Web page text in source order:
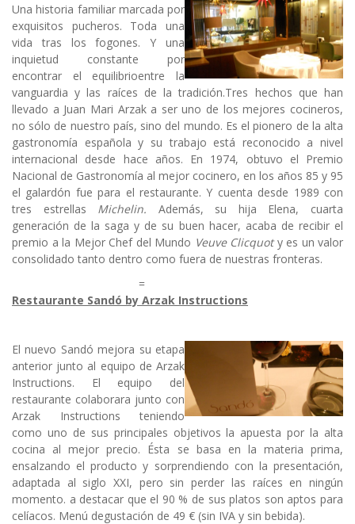
Una historia familiar marcada por
exquisitos pucheros. Toda una
vida tras los fogones. Y una
inquietud constante por
encontrar el equilibrioentre la
vanguardia y las raíces de la tradición.Tres hechos que han
llevado a Juan Mari Arzak a ser uno de los mejores cocineros,
no sólo de nuestro país, sino del mundo. Es el pionero de la alta
gastronomía española y su trabajo está reconocido a nivel
internacional desde hace años. En 1974, obtuvo el Premio
Nacional de Gastronomía al mejor cocinero, en los años 85 y 95
el galardón fue para el restaurante. Y cuenta desde 1989 con
tres estrellas Michelin. Además, su hija Elena, cuarta
generación de la saga y de su buen hacer, acaba de recibir el
premio a la Mejor Chef del Mundo Veuve Clicquoty es un valor
consolidado tanto dentro como fuera de nuestras fronteras.
=
Restaurante Sandó by Arzak Instructions
El nuevo Sandó mejora su etapa
anterior junto al equipo de Arzak
Instructions. El equipo del
restaurante colaborara junto con
Arzak Instructions teniendo
como uno de sus principales objetivos la apuesta por la alta
cocina al mejor precio. Ésta se basa en la materia prima,
ensalzando el producto y sorprendiendo con la presentación,
adaptada al siglo XXI, pero sin perder las raíces en ningún
momento. a destacar que el 90 % de sus platos son aptos para
celíacos. Menú degustación de 49 € (sin IVA y sin bebida).